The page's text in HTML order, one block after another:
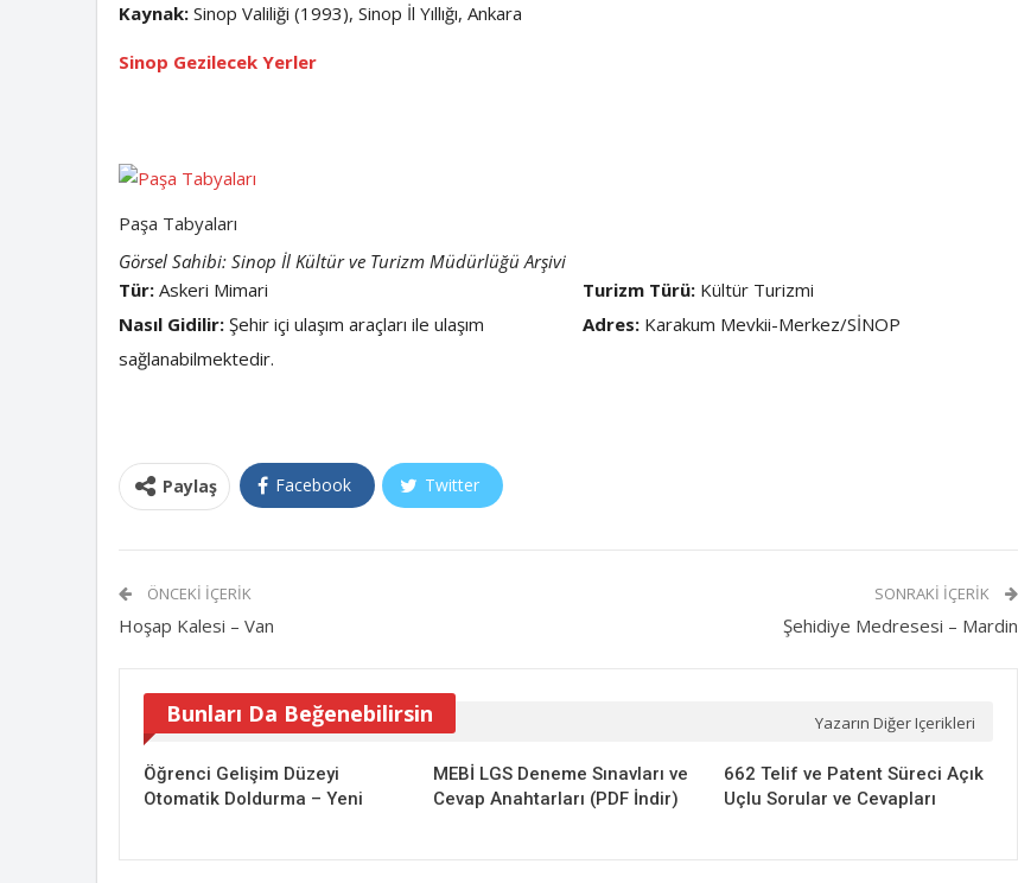
Kaynak: Sinop Valiliği (1993), Sinop İl Yıllığı, Ankara
Sinop Gezilecek Yerler
Paşa Tabyaları
Görsel Sahibi: Sinop İl Kültür ve Turizm Müdürlüğü Arşivi
Tür:Askeri Mimari Turizm Türü: Kültür Turizmi
Nasıl Gidilir:Şehir içi ulaşım araçları ile ulaşım
sağlanabilmektedir.
Adres: Karakum Mevkii-Merkez/SİNOP
Paylaş Facebook Twitter
ÖNCEKI İÇERIK
Hoşap Kalesi – Van
SONRAKI İÇERIK
Şehidiye Medresesi – Mardin
Bunları Da Beğenebilirsin Yazarın Diğer Içerikleri
Öğrenci Gelişim Düzeyi
Otomatik Doldurma – Yeni
MEBİ LGS Deneme Sınavları ve
Cevap Anahtarları (PDF İndir)
662 Telif ve Patent Süreci Açık
Uçlu Sorular ve Cevapları